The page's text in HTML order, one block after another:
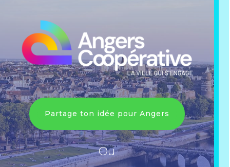
Partage ton idée pour Angers
Ou